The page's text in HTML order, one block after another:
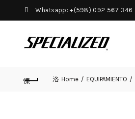
Whatsapp: +(598) 092 567 346
Home EQUIPAMIENTO